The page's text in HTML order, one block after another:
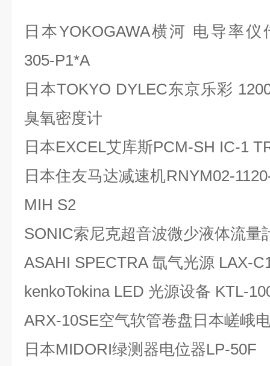
日本YOKOGAWA横河 电导率仪
305-P1*A
日本TOKYO DYLEC东京乐彩
臭氧密度计
日本EXCEL艾库斯PCM-SH IC-1
日本住友马达减速机RNYM02-
MIH S2
SONIC索尼克超音波微少液体流量
ASAHI SPECTRA 氙气光源 LAX-
kenkoTokina LED 光源设备 KTL-
ARX-10SE空气软管卷盘日本嵯峨
日本MIDORI绿测器电位器LP-50F